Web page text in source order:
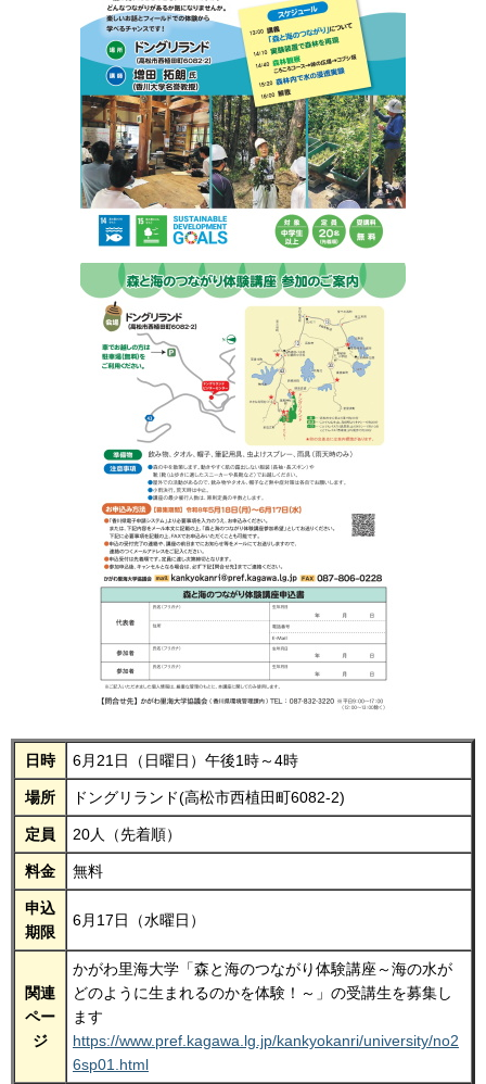
日時 6月21日（日曜日）午後1時～4時
場所 ドングリランド(高松市西植田町6082-2)
定員 20人（先着順）
料金 無料
申込
期限
6月17日（水曜日）
関連
ペー
ジ
かがわ里海大学「森と海のつながり体験講座～海の水が
どのように生まれるのかを体験！～」の受講生を募集し
ます
https://www.pref.kagawa.lg.jp/kankyokanri/university/no2
6sp01.html